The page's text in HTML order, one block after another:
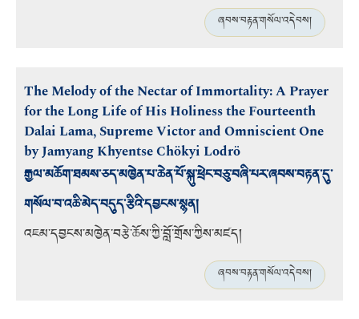
ཞབས་བརྟན་གསོལ་འདེབས།
The Melody of the Nectar of Immortality: A Prayer
for the Long Life of His Holiness the Fourteenth
Dalai Lama, Supreme Victor and Omniscient One
by Jamyang Khyentse Chökyi Lodrö
རྒྱལ་མཆོག་ཐམས་ཅད་མཁྱེན་པ་ཆེན་པོ་སྐུ་ཕྲེང་བཅུ་བཞི་པར་ཞབས་བརྟན་དུ་
གསོལ་བ་འཆི་མེད་བདུད་རྩིའི་དབྱངས་སྙན།
འཇམ་དབྱངས་མཁྱེན་བརྩེ་ཆོས་ཀྱི་བློ་གྲོས་ཀྱིས་མཛད།
ཞབས་བརྟན་གསོལ་འདེབས།